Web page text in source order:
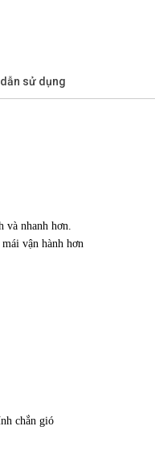
sử dụng
và nhanh hơn.
vận hành hơn
chắn gió